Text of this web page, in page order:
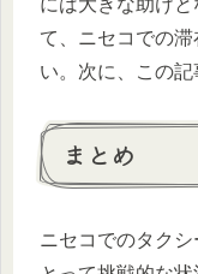
には大きな助け
て、ニセコでの
い。次に、この記
まとめ
ニセコでのタク